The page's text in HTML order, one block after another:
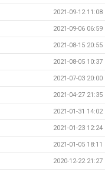
2021-09-12 11:08
2021-09-06 06:59
2021-08-15 20:55
2021-08-05 10:37
2021-07-03 20:00
2021-04-27 21:35
2021-01-31 14:02
2021-01-23 12:24
2021-01-05 18:11
2020-12-22 21:27